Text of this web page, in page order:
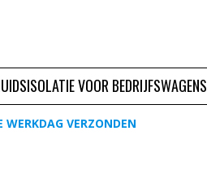
VOOR BEDRIJFSWAGENS
WERKDAG VERZONDEN